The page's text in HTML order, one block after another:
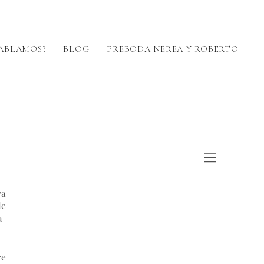
BLOG PREBODA NEREA Y ROBERTO